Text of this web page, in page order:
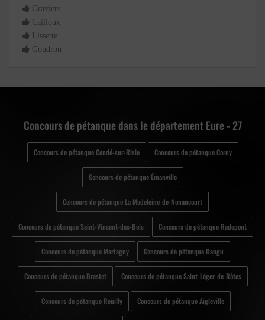
Graviers
Cailloux
Lissette
Goudron
Concours de pétanque dans le département Eure - 27
Concours de pétanque Condé-sur-Risle Concours de pétanque Corny
Concours de pétanque Émanville
Concours de pétanque La Madeleine-de-Nonancourt
Concours de pétanque Saint-Vincent-des-Bois Concours de pétanque Radepont
Concours de pétanque Martagny Concours de pétanque Dangu
Concours de pétanque Brestot Concours de pétanque Saint-Léger-de-Rôtes
Concours de pétanque Reuilly Concours de pétanque Aigleville